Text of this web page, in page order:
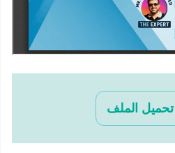
تحميل الملف